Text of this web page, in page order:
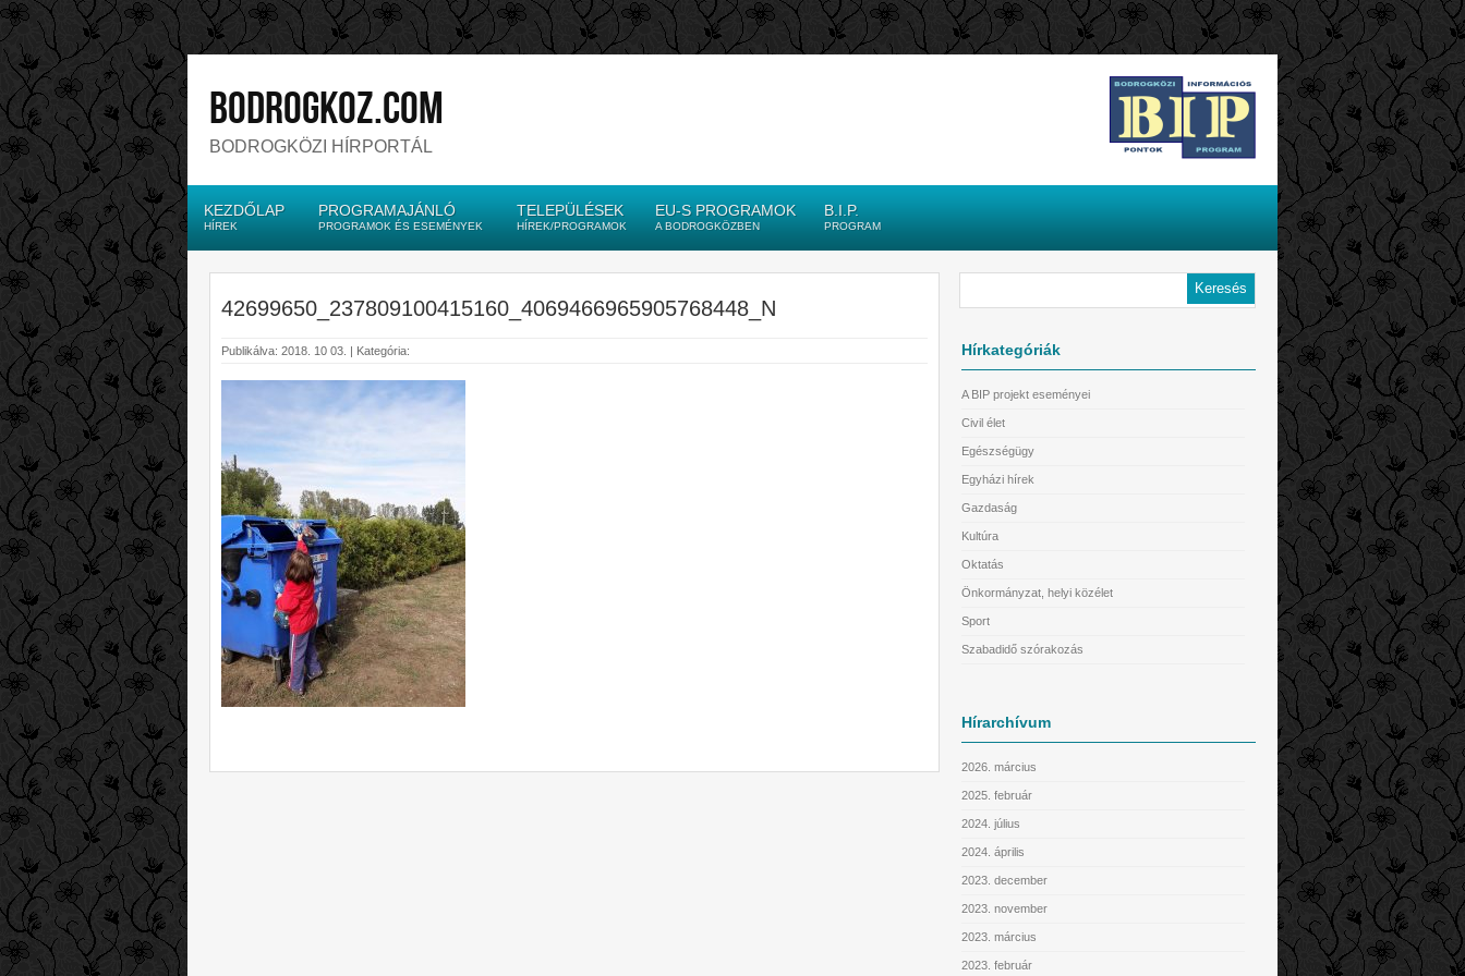
bodrogkoz.com
BODROGKÖZI HÍRPORTÁL
KEZDŐLAP
HÍREK
PROGRAMAJÁNLÓ
PROGRAMOK ÉS ESEMÉNYEK
TELEPÜLÉSEK
HÍREK/PROGRAMOK
EU-S PROGRAMOK
A BODROGKÖZBEN
B.I.P.
PROGRAM
42699650_237809100415160_4069466965905768448_N
Publikálva: 2018. 10 03. | Kategória: Hírkategóriák
A BIP projekt eseményei
Civil élet
Egészségügy
Egyházi hírek
Gazdaság
Kultúra
Oktatás
Önkormányzat, helyi közélet
Sport
Szabadidő szórakozás
Hírarchívum
2026. március
2025. február
2024. július
2024. április
2023. december
2023. november
2023. március
2023. február